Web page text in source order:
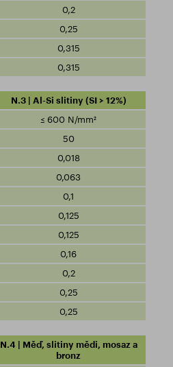
0,2
0,25
0,315
0,315
N.3 | Al-Si slitiny (SI > 12%)
≤ 600 N/mm²
50
0,018
0,063
0,1
0,125
0,125
0,16
0,2
0,25
0,25
N.4 | Měď, slitiny mědi, mosaz a
bronz